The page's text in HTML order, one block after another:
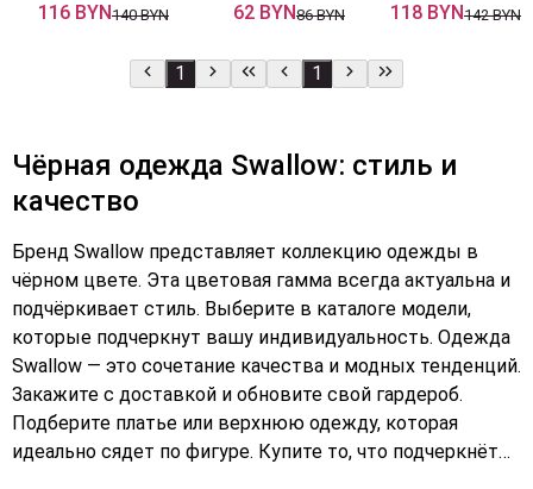
116 BYN140 BYN 62 BYN86 BYN 118 BYN142 BYN
1 1
Чёрная одежда Swallow: стиль и
качество
Бренд Swallow представляет коллекцию одежды в
чёрном цвете. Эта цветовая гамма всегда актуальна и
подчёркивает стиль. Выберите в каталоге модели,
которые подчеркнут вашу индивидуальность. Одежда
Swallow — это сочетание качества и модных тенденций.
Закажите с доставкой и обновите свой гардероб.
Подберите платье или верхнюю одежду, которая
идеально сядет по фигуре. Купите то, что подчеркнёт